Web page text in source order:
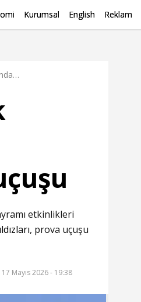
Kurumsal English Reklam
SOLOTÜRK ve Türk Yıldızları’ndan Samsun’da prova uçuşu
etkinlikleri
, prova uçuşu
17 Mayıs 2026 - 19:38